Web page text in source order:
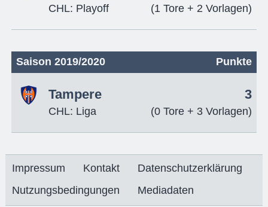
CHL: Playoff (1 Tore + 2 Vorlagen)
Saison 2019/2020 Punkte
Tampere
CHL: Liga
3
(0 Tore + 3 Vorlagen)
Impressum Kontakt
Datenschutzerklärung
Nutzungsbedingungen
Mediadaten